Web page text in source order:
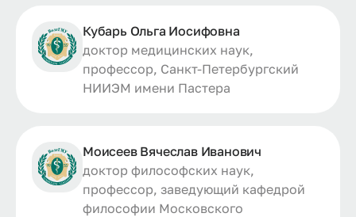
Кубарь Ольга Иосифовна
доктор медицинских наук,
профессор, Санкт-Петербургский
НИИЭМ имени Пастера
Моисеев Вячеслав Иванович
доктор философских наук,
профессор, заведующий кафедрой
философии Московского